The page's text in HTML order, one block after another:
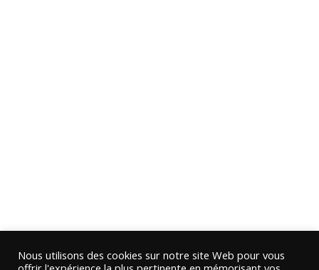
Nous utilisons des cookies sur notre site Web pour vous